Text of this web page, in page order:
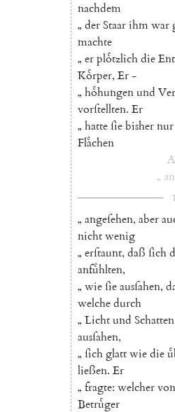
nachdem
„ derStaarihmwar
machte
„ erploͤtzlichdie
Koͤrper, Er-
„ hoͤhungenund
vorſtellten. Er
„ hatteſiebishernur
Flaͤchen
A
„
„ angeſehen, aber
nichtwenig
„ erſtaunt, daß ſich
anfuͤhlten,
„ wieſieausſahen,
welchedurch
„ Lichtund Schatten
ausſahen,
„ ſichglattwiedie
ließen. Er
„ fragte: welchervon
Betruͤger